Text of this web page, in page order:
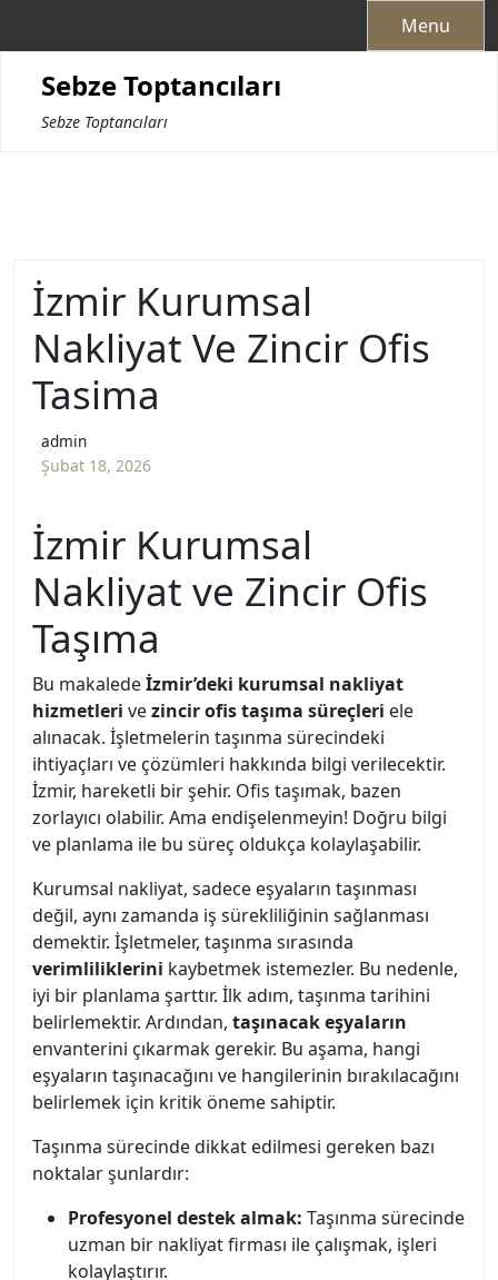
Menu
Sebze Toptancıları
Sebze Toptancıları
İzmir Kurumsal
Nakliyat Ve Zincir Ofis
Tasima
admin
Şubat 18, 2026
İzmir Kurumsal
Nakliyat ve Zincir Ofis
Taşıma
Bu makaledeİzmir’deki kurumsal nakliyat
hizmetleri vezincir ofis taşıma süreçleri ele
alınacak. İşletmelerin taşınma sürecindeki
ihtiyaçları ve çözümleri hakkında bilgi verilecektir.
İzmir, hareketli bir şehir. Ofis taşımak, bazen
zorlayıcı olabilir. Ama endişelenmeyin! Doğru bilgi
ve planlama ile bu süreç oldukça kolaylaşabilir.
Kurumsal nakliyat, sadece eşyaların taşınması
değil, aynı zamanda iş sürekliliğinin sağlanması
demektir. İşletmeler, taşınma sırasında
verimliliklerini kaybetmek istemezler. Bu nedenle,
iyi bir planlama şarttır. İlk adım, taşınma tarihini
belirlemektir. Ardından, taşınacak eşyaların
envanterini çıkarmak gerekir. Bu aşama, hangi
eşyaların taşınacağını ve hangilerinin bırakılacağını
belirlemek için kritik öneme sahiptir.
Taşınma sürecinde dikkat edilmesi gereken bazı
noktalar şunlardır:
Profesyonel destek almak: Taşınma sürecinde
uzman bir nakliyat firması ile çalışmak, işleri
kolaylaştırır.